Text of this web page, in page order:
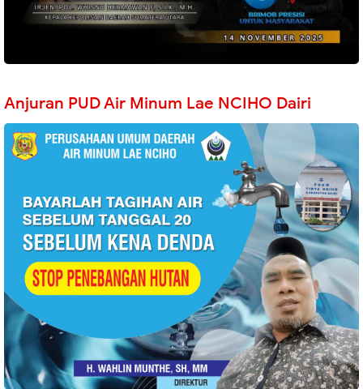
Anjuran PUD Air Minum Lae NCIHO Dairi